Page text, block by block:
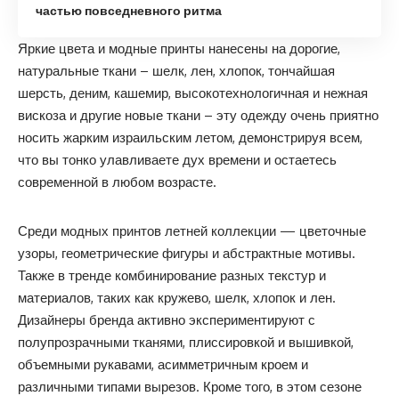
частью повседневного ритма
Яркие цвета и модные принты нанесены на дорогие,
натуральные ткани – шелк, лен, хлопок, тончайшая
шерсть, деним, кашемир, высокотехнологичная и нежная
вискоза и другие новые ткани – эту одежду очень приятно
носить жарким израильским летом, демонстрируя всем,
что вы тонко улавливаете дух времени и остаетесь
современной в любом возрасте.
Среди модных принтов летней коллекции — цветочные
узоры, геометрические фигуры и абстрактные мотивы.
Также в тренде комбинирование разных текстур и
материалов, таких как кружево, шелк, хлопок и лен.
Дизайнеры бренда активно экспериментируют с
полупрозрачными тканями, плиссировкой и вышивкой,
объемными рукавами, асимметричным кроем и
различными типами вырезов. Кроме того, в этом сезоне